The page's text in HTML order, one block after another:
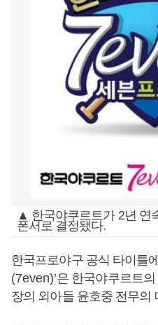
▲ 한국야쿠르트가 2년 연
폰서로 결정됐다.
한국프로야구 공식 타이틀에
(7even)’은 한국야쿠르트
장의 외아들 윤호중 전무의